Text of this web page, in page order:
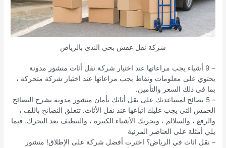
شركة نقل عفش بحي الندى بالرياض
– 9 أشياء يجب مراعاتها عند اختيار شركة نقل أثاث منشور مدونة
يحتوي على معلومات ونقاط يجب مراعاتها عند اختيار شركة متحركة ،
بما في ذلك السعر والتأمين.
– 5 نصائح لمساعدتك على نقل أثاثك بأمان منشور مدونة يشرح النصائح
الخمس التي يجب عليك اتباعها عند نقل الأثاث. تتعلق النصائح باللف ،
والرفع ، والسلالم ، وتحريك الأشياء الكبيرة ، والتنظيف بعد التحرك. فيما
يلي أمثلة على العناصر المرئية
– نقل اثاث في الرياض؟ اخترت أفضل شركة على الإطلاق! منشور